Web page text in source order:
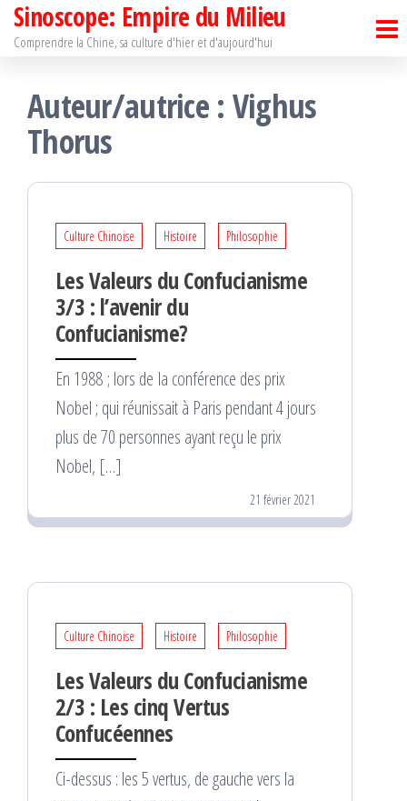
Passer
Sinoscope: Empire du Milieu
Comprendre la Chine, sa culture d'hier et d'aujourd'hui
Auteur/autrice : Vighus
Thorus
Culture Chinoise Histoire Philosophie
Les Valeurs du Confucianisme
3/3 : l’avenir du
Confucianisme?
En 1988 ; lors de la conférence des prix
Nobel ; qui réunissait à Paris pendant 4 jours
plus de 70 personnes ayant reçu le prix
Nobel, […]
21 février 2021
Culture Chinoise Histoire Philosophie
Les Valeurs du Confucianisme
2/3 : Les cinq Vertus
Confucéennes
Ci-dessus : les 5 vertus, de gauche vers la